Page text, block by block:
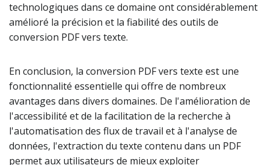
technologiques dans ce domaine ont considérablement
amélioré la précision et la fiabilité des outils de
conversion PDF vers texte.
En conclusion, la conversion PDF vers texte est une
fonctionnalité essentielle qui offre de nombreux
avantages dans divers domaines. De l'amélioration de
l'accessibilité et de la facilitation de la recherche à
l'automatisation des flux de travail et à l'analyse de
données, l'extraction du texte contenu dans un PDF
permet aux utilisateurs de mieux exploiter